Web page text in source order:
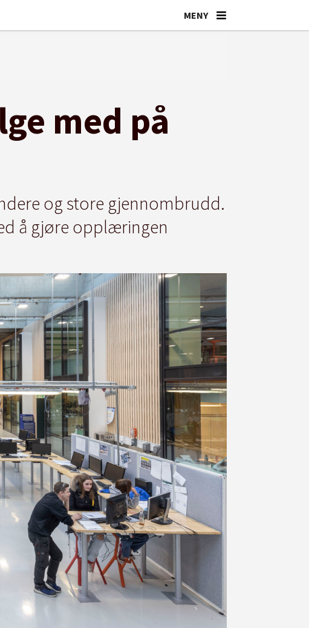
med på
og store gjennombrudd.
å gjøre opplæringen